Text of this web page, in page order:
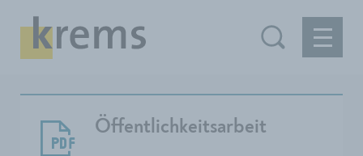
Öffentlichkeitsarbeit